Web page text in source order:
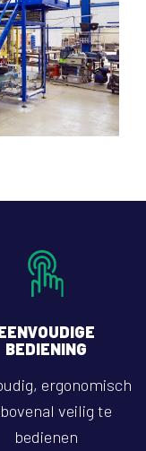
BEDIENING
ergonomisch
veilig te
bedienen